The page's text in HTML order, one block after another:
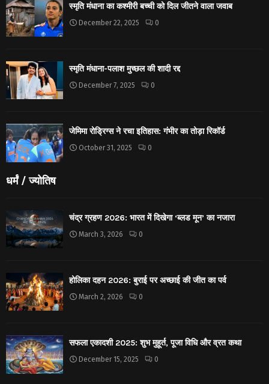
स्मृति मंधाना का कश्मीरी बच्ची को दिल जीतने वाला जवाब
December 22, 2025 0
स्मृति मंधाना-पलाश मुच्छल की शादी रद्द
December 7, 2025 0
जेमिमा रोड्रिग्स ने रचा इतिहास: गंभीर का तोड़ा रिकॉर्ड
October 31, 2025 0
धर्मं / ज्योतिष
चंद्र ग्रहण 2026: भारत में दिखेगा ‘ब्लड मून’ का नजारा
March 3, 2026 0
होलिका दहन 2026: बुराई पर अच्छाई की जीत का पर्व
March 2, 2026 0
सफला एकादशी 2025: शुभ मुहूर्त, पूजा विधि और व्रत कथा
December 15, 2025 0